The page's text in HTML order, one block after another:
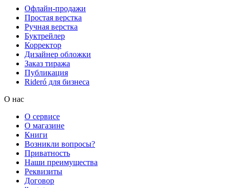
Офлайн-продажи
Простая верстка
Ручная верстка
Буктрейлер
Корректор
Дизайнер обложки
Заказ тиража
Публикация
Rideró для бизнеса
О нас
О сервисе
О магазине
Книги
Возникли вопросы?
Приватность
Наши преимущества
Реквизиты
Договор